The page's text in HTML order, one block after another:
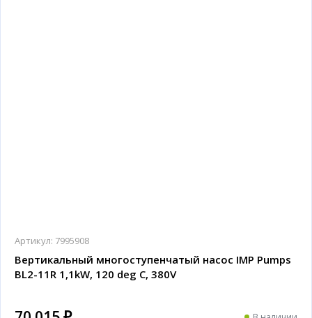
Артикул: 7995908
Вертикальный многоступенчатый насос IMP Pumps
BL2-11R 1,1kW, 120 deg C, 380V